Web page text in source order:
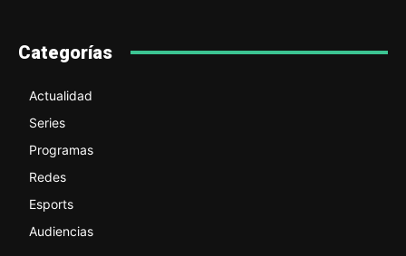
Categorías
Actualidad
Series
Programas
Redes
Esports
Audiencias